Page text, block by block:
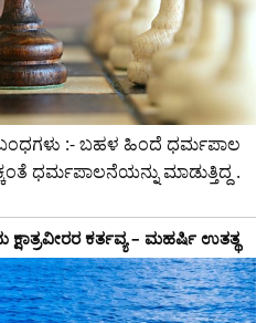
:- ಬಹಳ ಹಿಂದೆ ಧರ್ಮಪಾಲ
ಧರ್ಮಪಾಲನೆಯನ್ನು ಮಾಡುತ್ತಿದ್ದ .
ಕ್ಷಾತ್ರವೀರರ ಕರ್ತವ್ಯ – ಮಹರ್ಷಿ ಉತತ್ಥ